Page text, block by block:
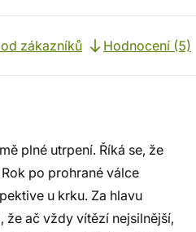
zákazníků Hodnocení (5)
plné utrpení. Říká se, že
po prohrané válce
u krku. Za hlavu
že ač vždy vítězí nejsilnější,